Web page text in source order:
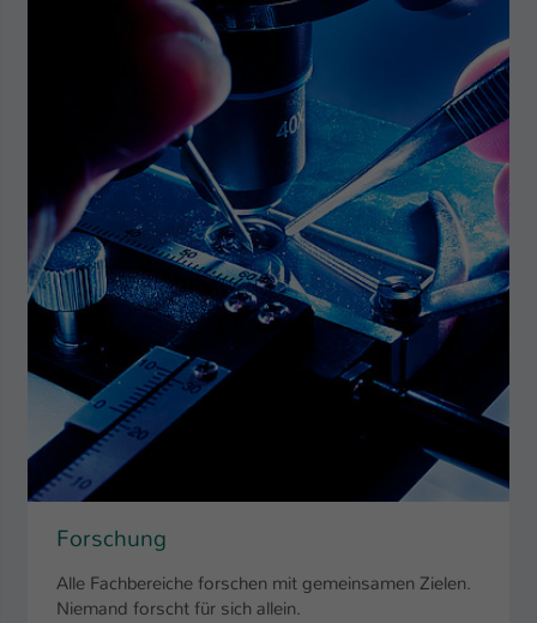
Forschung
Alle Fachbereiche forschen mit gemeinsamen Zielen.
Niemand forscht für sich allein.